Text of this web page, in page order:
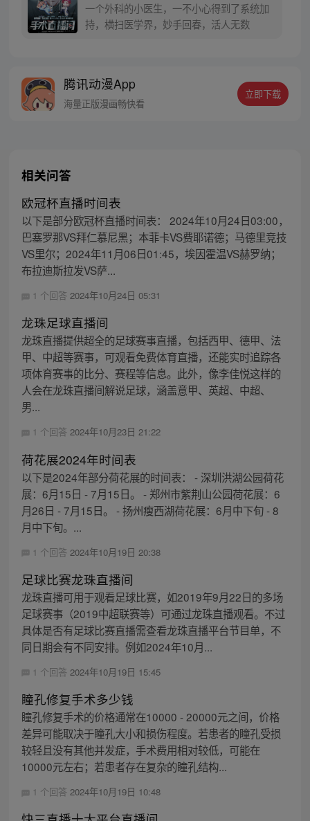
一个外科的小医生，一不小心得到了系统加
持，横扫医学界，妙手回春，活人无数
腾讯动漫App
海量正版漫画畅快看
立即下载
相关问答
欧冠杯直播时间表
以下是部分欧冠杯直播时间表： 2024年10月24日03:00，
巴塞罗那VS拜仁慕尼黑；本菲卡VS费耶诺德；马德里竞技
VS里尔；2024年11月06日01:45，埃因霍温VS赫罗纳；
布拉迪斯拉发VS萨...
1 个回答 2024年10月24日 05:31
龙珠足球直播间
龙珠直播提供超全的足球赛事直播，包括西甲、德甲、法
甲、中超等赛事，可观看免费体育直播，还能实时追踪各
项体育赛事的比分、赛程等信息。此外，像李佳悦这样的
人会在龙珠直播间解说足球，涵盖意甲、英超、中超、
男...
1 个回答 2024年10月23日 21:22
荷花展2024年时间表
以下是2024年部分荷花展的时间表： - 深圳洪湖公园荷花
展：6月15日 - 7月15日。 - 郑州市紫荆山公园荷花展：6
月26日 - 7月15日。 - 扬州瘦西湖荷花展：6月中下旬 - 8
月中下旬。...
1 个回答 2024年10月19日 20:38
足球比赛龙珠直播间
龙珠直播可用于观看足球比赛，如2019年9月22日的多场
足球赛事（2019中超联赛等）可通过龙珠直播观看。不过
具体是否有足球比赛直播需查看龙珠直播平台节目单，不
同日期会有不同安排。例如2024年10月...
1 个回答 2024年10月19日 15:45
瞳孔修复手术多少钱
瞳孔修复手术的价格通常在10000 - 20000元之间，价格
差异可能取决于瞳孔大小和损伤程度。若患者的瞳孔受损
较轻且没有其他并发症，手术费用相对较低，可能在
10000元左右；若患者存在复杂的瞳孔结构...
1 个回答 2024年10月19日 10:48